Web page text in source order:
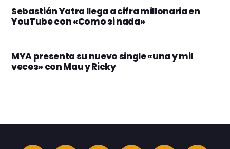
Sebastián Yatra llega a cifra millonaria en
YouTube con «Como si nada»
MYA presenta su nuevo single «una y mil
veces» con Mau y Ricky